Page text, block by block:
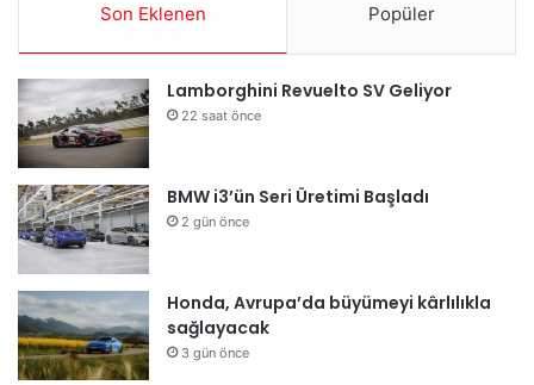
Son Eklenen Popüler
Lamborghini Revuelto SV Geliyor
22 saat önce
BMW i3’ün Seri Üretimi Başladı
2 gün önce
Honda, Avrupa’da büyümeyi kârlılıkla
sağlayacak
3 gün önce